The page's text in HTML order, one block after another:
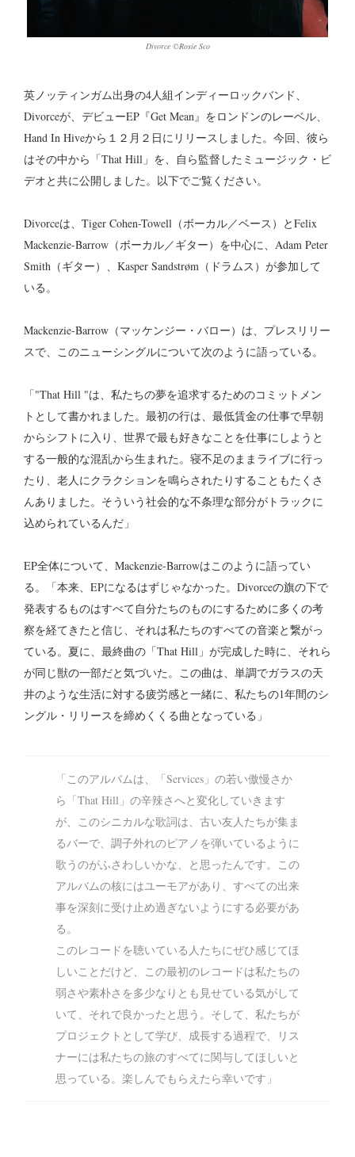
Divorce ©Rosie Sco
英ノッティンガム出身の4人組インディーロックバンド、
Divorceが、デビューEP『Get Mean』をロンドンのレーベル、
Hand In Hiveから１２月２日にリリースしました。今回、彼ら
はその中から「That Hill」を、自ら監督したミュージック・ビ
デオと共に公開しました。以下でご覧ください。
Divorceは、Tiger Cohen-Towell（ボーカル／ベース）とFelix
Mackenzie-Barrow（ボーカル／ギター）を中心に、Adam Peter
Smith（ギター）、Kasper Sandstrøm（ドラムス）が参加して
いる。
Mackenzie-Barrow（マッケンジー・バロー）は、プレスリリー
スで、このニューシングルについて次のように語っている。
「"That Hill "は、私たちの夢を追求するためのコミットメン
トとして書かれました。最初の行は、最低賃金の仕事で早朝
からシフトに入り、世界で最も好きなことを仕事にしようと
する一般的な混乱から生まれた。寝不足のままライブに行っ
たり、老人にクラクションを鳴らされたりすることもたくさ
んありました。そういう社会的な不条理な部分がトラックに
込められているんだ」
EP全体について、Mackenzie-Barrowはこのように語ってい
る。「本来、EPになるはずじゃなかった。Divorceの旗の下で
発表するものはすべて自分たちのものにするために多くの考
察を経てきたと信じ、それは私たちのすべての音楽と繋がっ
ている。夏に、最終曲の「That Hill」が完成した時に、それら
が同じ獣の一部だと気づいた。この曲は、単調でガラスの天
井のような生活に対する疲労感と一緒に、私たちの1年間のシ
ングル・リリースを締めくくる曲となっている」
「このアルバムは、「Services」の若い傲慢さか
ら「That Hill」の辛辣さへと変化していきます
が、このシニカルな歌詞は、古い友人たちが集ま
るバーで、調子外れのピアノを弾いているように
歌うのがふさわしいかな、と思ったんです。この
アルバムの核にはユーモアがあり、すべての出来
事を深刻に受け止め過ぎないようにする必要があ
る。
このレコードを聴いている人たちにぜひ感じてほ
しいことだけど、この最初のレコードは私たちの
弱さや素朴さを多少なりとも見せている気がして
いて、それで良かったと思う。そして、私たちが
プロジェクトとして学び、成長する過程で、リス
ナーには私たちの旅のすべてに関与してほしいと
思っている。楽しんでもらえたら幸いです」